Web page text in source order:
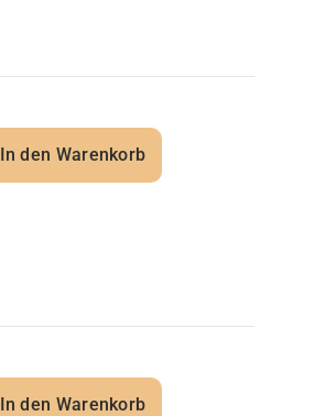
In den Warenkorb
In den Warenkorb